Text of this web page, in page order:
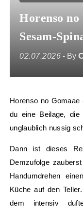
Horenso no
Sesam-
02.07.2026 - By
Horenso no Gomaae – Japanischer Spinat Salat. Möchtest
du eine Beilage, die
unglaublich nussig
Dann ist dieses
Demzufolge
Handumdrehen
Küche auf den
dem intensiv